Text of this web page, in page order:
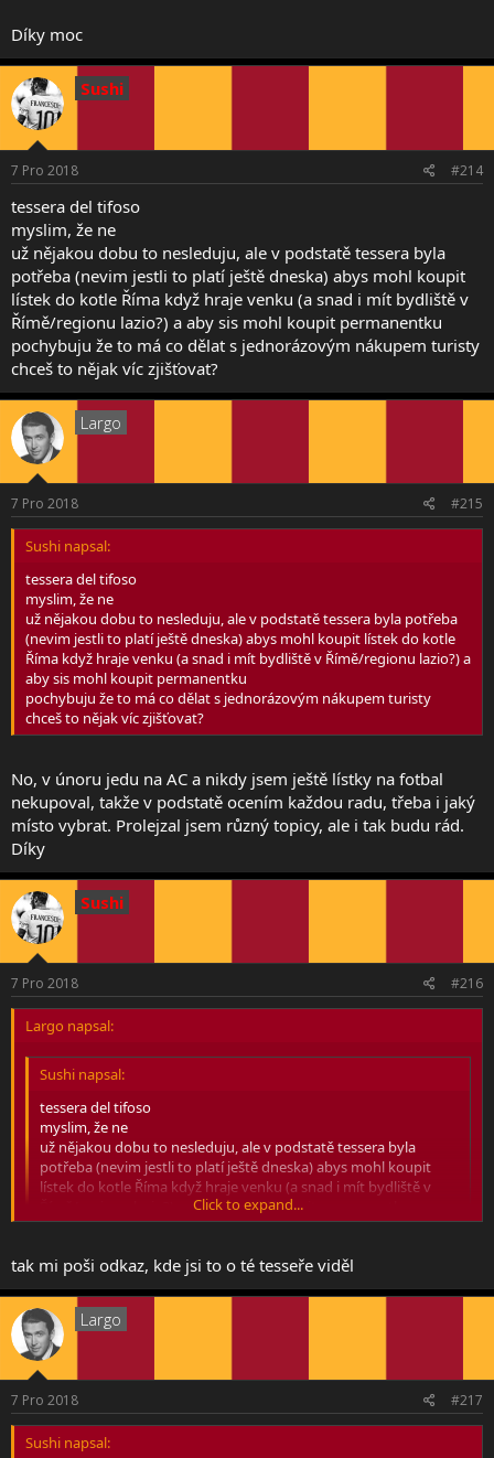
Díky moc
Sushi
7 Pro 2018 #214
tessera del tifoso
myslim, že ne
už nějakou dobu to nesleduju, ale v podstatě tessera byla
potřeba (nevim jestli to platí ještě dneska) abys mohl koupit
lístek do kotle Říma když hraje venku (a snad i mít bydliště v
Římě/regionu lazio?) a aby sis mohl koupit permanentku
pochybuju že to má co dělat s jednorázovým nákupem turisty
chceš to nějak víc zjišťovat?
Largo
7 Pro 2018 #215
Sushi napsal:
tessera del tifoso
myslim, že ne
už nějakou dobu to nesleduju, ale v podstatě tessera byla potřeba
(nevim jestli to platí ještě dneska) abys mohl koupit lístek do kotle
Říma když hraje venku (a snad i mít bydliště v Římě/regionu lazio?) a
aby sis mohl koupit permanentku
pochybuju že to má co dělat s jednorázovým nákupem turisty
chceš to nějak víc zjišťovat?
No, v únoru jedu na AC a nikdy jsem ještě lístky na fotbal
nekupoval, takže v podstatě ocením každou radu, třeba i jaký
místo vybrat. Prolejzal jsem různý topicy, ale i tak budu rád.
Díky
Sushi
7 Pro 2018 #216
Largo napsal:
Sushi napsal:
tessera del tifoso
myslim, že ne
už nějakou dobu to nesleduju, ale v podstatě tessera byla
potřeba (nevim jestli to platí ještě dneska) abys mohl koupit
lístek do kotle Říma když hraje venku (a snad i mít bydliště v
Římě/regionu lazio?) a aby sis mohl koupit permanentku
pochybuju že to má co dělat s jednorázovým nákupem turisty
No, v únoru jedu na AC a nikdy jsem ještě lístky na fotbal nekupoval,
takže v podstatě ocením každou radu, třeba i jaký místo vybrat.
Prolejzal jsem různý topicy, ale i tak budu rád. Díky
Click to expand...
tak mi poši odkaz, kde jsi to o té tesseře viděl
Largo
7 Pro 2018 #217
Sushi napsal: